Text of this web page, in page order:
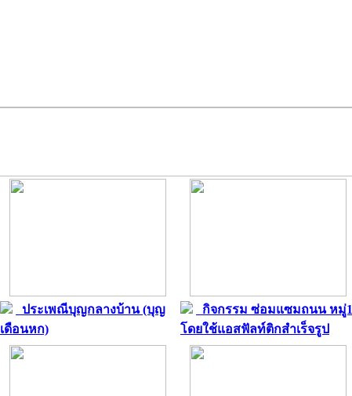
ประเพณีบุญกลางบ้าน (บุญ
เดือนหก)
กิจกรรม ซ่อมแซมถนน หมู่1
โดยใช้แอสฟัลท์ติกสำเร็จรูป